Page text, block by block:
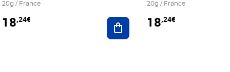
au panier
20g / France
18,24€ Ajouter au panier
20g / France
18,24€